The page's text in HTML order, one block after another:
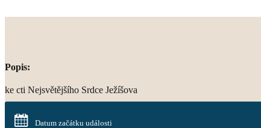
Popis:
ke cti Nejsvětějšího Srdce Ježíšova
Datum začátku události